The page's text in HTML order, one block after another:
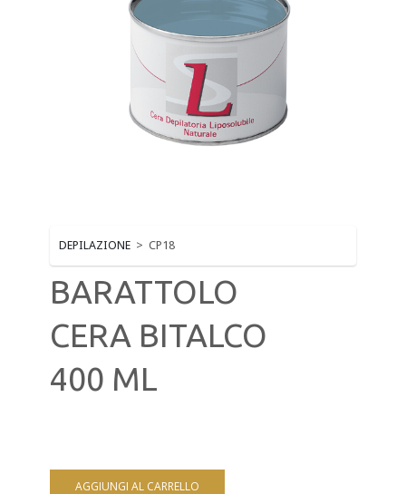
MAKE-UP E CIGLIA
MONOUSO ESTETICA
SOLARIUM
STRUMENTI TAGLIO E ACCESSORI MANICURE -
DEPILAZIONE> CP18
BARATTOLO
CERA BITALCO
400 ML